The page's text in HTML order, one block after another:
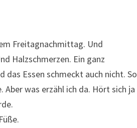
Freitagnachmittag. Und
Halzschmerzen. Ein ganz
das Essen schmeckt auch nicht. So
Aber was erzähl ich da. Hört sich ja